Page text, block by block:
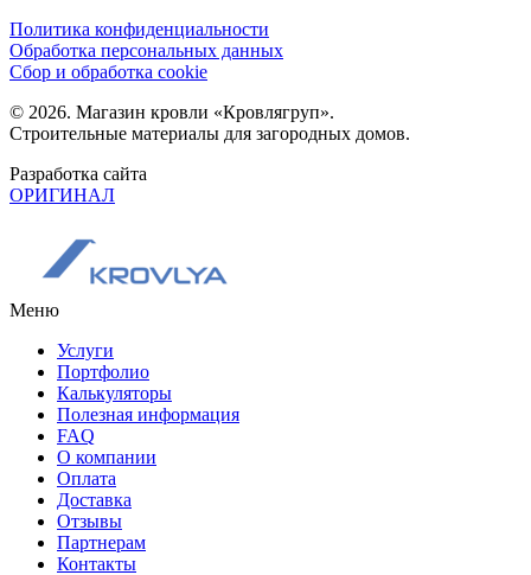
Политика конфиденциальности
Обработка персональных данных
Сбор и обработка cookie
© 2026. Магазин кровли «Кровлягруп».
Строительные материалы для загородных домов.
Разработка сайта
ОРИГИНАЛ
Меню
Услуги
Портфолио
Калькуляторы
Полезная информация
FAQ
О компании
Оплата
Доставка
Отзывы
Партнерам
Контакты